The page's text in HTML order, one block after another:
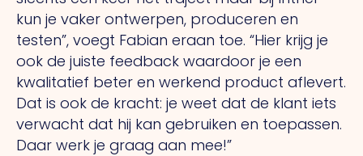
kun je vaker ontwerpen, produceren en
testen”, voegt Fabian eraan toe. “Hier krijg je
ook de juiste feedback waardoor je een
kwalitatief beter en werkend product aflevert.
Dat is ook de kracht: je weet dat de klant iets
verwacht dat hij kan gebruiken en toepassen.
Daar werk je graag aan mee!”